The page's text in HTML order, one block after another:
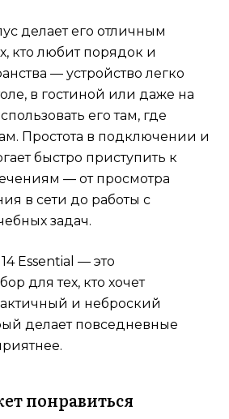
делает его отличным
кто любит порядок и
— устройство легко
в гостиной или даже на
его там, где
Простота в подключении и
быстро приступить к
— от просмотра
в сети до работы с
задач.
Essential — это
для тех, кто хочет
и неброский
делает повседневные
понравиться